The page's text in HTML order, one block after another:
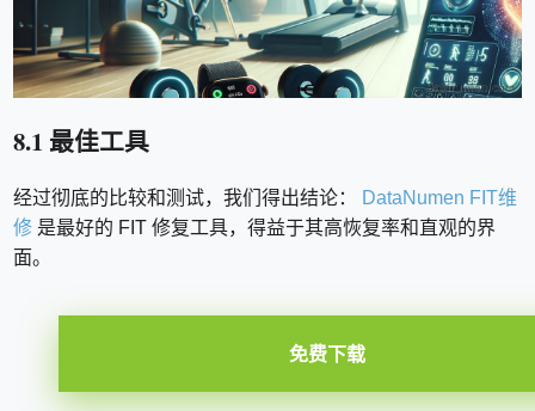
8.1 最佳工具
经过彻底的比较和测试，我们得出结论：
DataNumen FIT维
修 是最好的 FIT 修复工具，得益于其高恢复率和直观的界
面。
免费下载